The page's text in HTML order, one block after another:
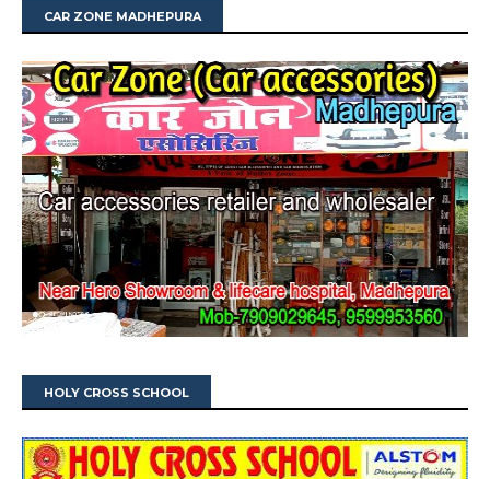
CAR ZONE MADHEPURA
HOLY CROSS SCHOOL